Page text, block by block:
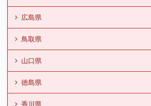
広島県
鳥取県
山口県
徳島県
香川県